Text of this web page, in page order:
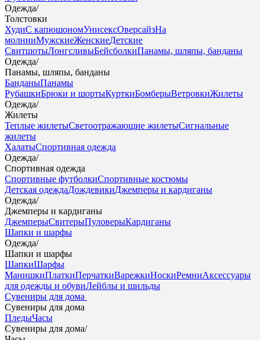
Одежда/
Толстовки
ХудиС капюшономУнисексОверсайзНа
молнииМужскиеЖенскиеДетские
СвитшотыЛонгсливыБейсболкиПанамы, шляпы, банданы
Одежда/
Панамы, шляпы, банданы
БанданыПанамы
РубашкиБрюки и шортыКурткиБомберыВетровкиЖилеты
Одежда/
Жилеты
Теплые жилетыСветоотражающие жилетыСигнальные
жилеты
ХалатыСпортивная одежда
Одежда/
Спортивная одежда
Спортивные футболкиСпортивные костюмы
Детская одеждаДождевикиДжемперы и кардиганы
Одежда/
Джемперы и кардиганы
ДжемперыСвитерыПуловерыКардиганы
Шапки и шарфы
Одежда/
Шапки и шарфы
ШапкиШарфы
МанишкиПлаткиПерчаткиВарежкиНоскиРемниАксессуары
для одежды и обувиЛейблы и шильды
Сувениры для дома
Сувениры для дома
ПледыЧасы
Сувениры для дома/